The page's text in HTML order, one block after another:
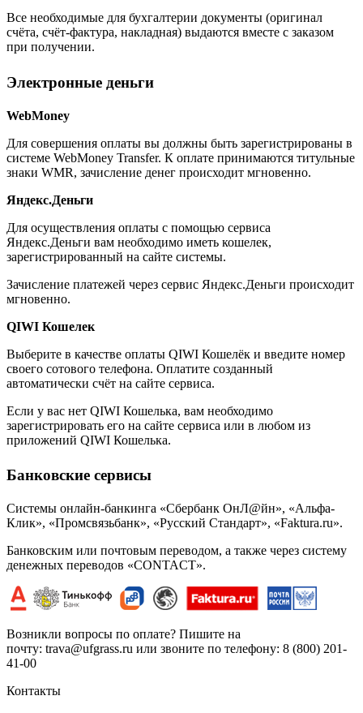
Все необходимые для бухгалтерии документы (оригинал
счёта, счёт-фактура, накладная) выдаются вместе с заказом
при получении.
Электронные деньги
WebMoney
Для совершения оплаты вы должны быть зарегистрированы в
системе WebMoney Transfer. К оплате принимаются титульные
знаки WMR, зачисление денег происходит мгновенно.
Яндекс.Деньги
Для осуществления оплаты с помощью сервиса
Яндекс.Деньги вам необходимо иметь кошелек,
зарегистрированный на сайте системы.
Зачисление платежей через сервис Яндекс.Деньги происходит
мгновенно.
QIWI Кошелек
Выберите в качестве оплаты QIWI Кошелёк и введите номер
своего сотового телефона. Оплатите созданный
автоматически счёт на сайте сервиса.
Если у вас нет QIWI Кошелька, вам необходимо
зарегистрировать его на сайте сервиса или в любом из
приложений QIWI Кошелька.
Банковские сервисы
Системы онлайн-банкинга «Сбербанк ОнЛ@йн», «Альфа-
Клик», «Промсвязьбанк», «Русский Стандарт», «Faktura.ru».
Банковским или почтовым переводом, а также через систему
денежных переводов «CONTACT».
Возникли вопросы по оплате? Пишите на
почту: trava@ufgrass.ru или звоните по телефону: 8 (800) 201-
41-00
Контакты